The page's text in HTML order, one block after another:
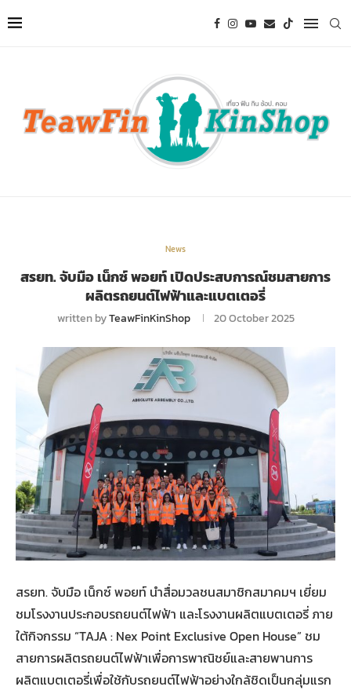
News
สรยท. จับมือ เน็กซ์ พอยท์ เปิดประสบการณ์ชมสายการ
ผลิตรถยนต์ไฟฟ้าและแบตเตอรี่
written byTeawFinKinShop 20 October 2025
สรยท. จับมือ เน็กซ์ พอยท์ นำสื่อมวลชนสมาชิกสมาคมฯ เยี่ยม
ชมโรงงานประกอบรถยนต์ไฟฟ้า และโรงงานผลิตแบตเตอรี่ ภาย
ใต้กิจกรรม “TAJA : Nex Point Exclusive Open House” ชม
สายการผลิตรถยนต์ไฟฟ้าเพื่อการพาณิชย์และสายพานการ
ผลิตแบตเตอรี่เพื่อใช้กับรถยนต์ไฟฟ้าอย่างใกล้ชิดเป็นกลุ่มแรก